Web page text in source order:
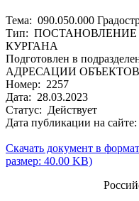
Тема: 090.050.000
Тип:
КУРГАНА
Подготовлен в
АДРЕСАЦИИ
Номер: 2257
Дата: 28.03.2023
Статус: Действует
Дата публикации на
Скачать документ в
размер: 40.00 KB)